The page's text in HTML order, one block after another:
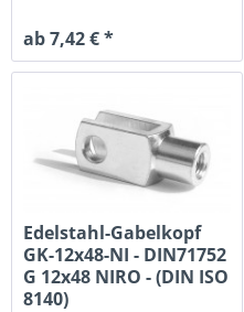
ab 7,42 € *
Edelstahl-Gabelkopf
GK-12x48-NI - DIN71752
G 12x48 NIRO - (DIN ISO
8140)